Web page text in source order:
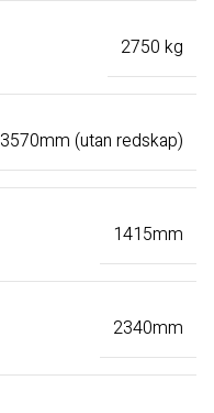
2750 kg
3570mm (utan redskap)
1415mm
2340mm